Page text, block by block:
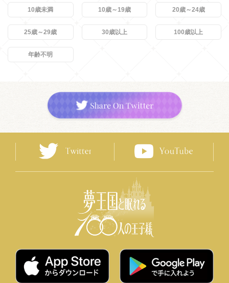
10歳未満 10歳～19歳 20歳～24歳
25歳～29歳 30歳以上 100歳以上
年齢不明